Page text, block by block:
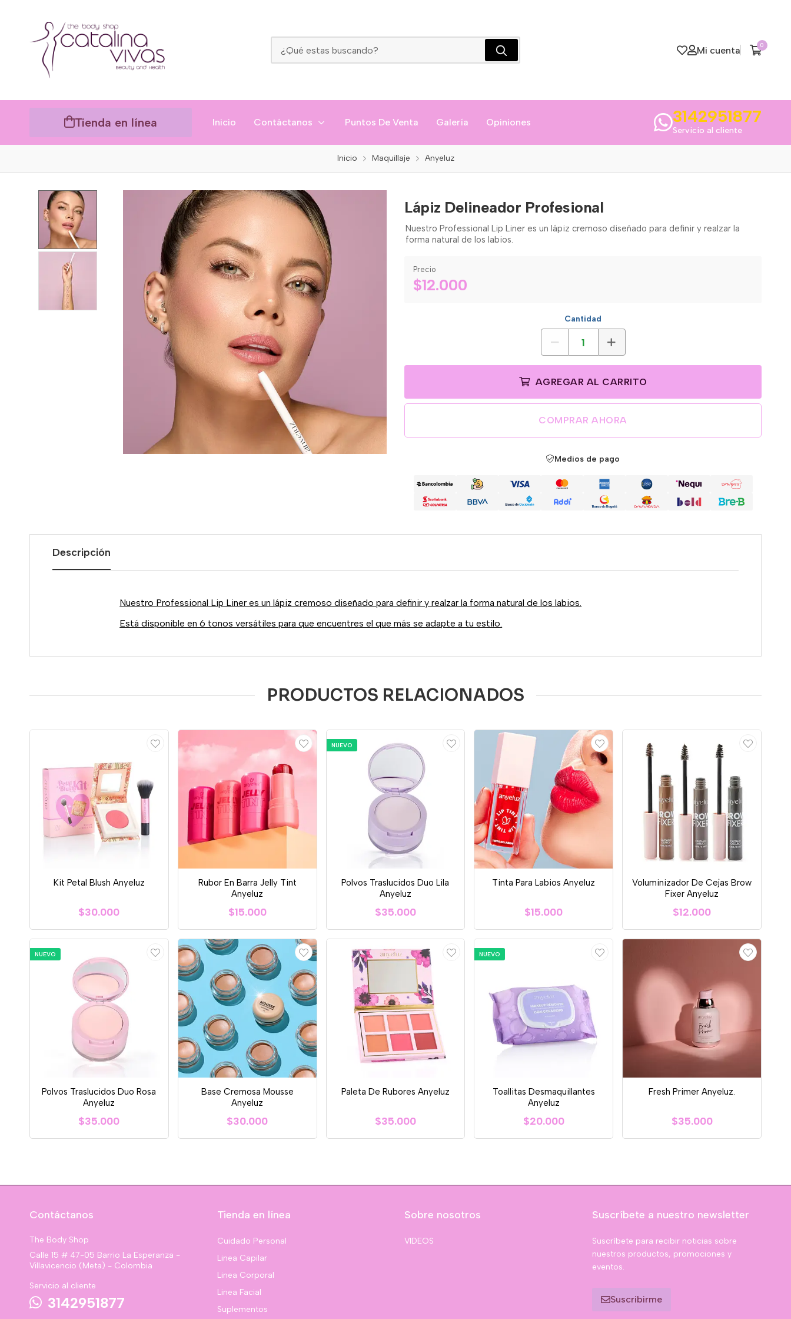
Mi cuenta 0
Tienda en línea Inicio Contáctanos Puntos De Venta Galería Opiniones 3142951877
Servicio al cliente
Inicio Maquillaje Anyeluz
Lápiz Delineador Profesional
Nuestro Professional Lip Liner es un lápiz cremoso diseñado para definir y realzar la
forma natural de los labios.
Precio
$12.000
Cantidad
AGREGAR AL CARRITO
COMPRAR AHORA
Medios de pago
Descripción
Nuestro Professional Lip Liner es un lápiz cremoso diseñado para definir y realzar la forma natural de los labios.
Está disponible en 6 tonos versátiles para que encuentres el que más se adapte a tu estilo.
PRODUCTOS RELACIONADOS
Kit Petal Blush Anyeluz
$30.000
Rubor En Barra Jelly Tint
Anyeluz
$15.000
NUEVO
Polvos Traslucidos Duo Lila
Anyeluz
$35.000
Tinta Para Labios Anyeluz
$15.000
Voluminizador De Cejas Brow
Fixer Anyeluz
$12.000
NUEVO
Polvos Traslucidos Duo Rosa
Anyeluz
$35.000
Base Cremosa Mousse
Anyeluz
$30.000
Paleta De Rubores Anyeluz
$35.000
NUEVO
Toallitas Desmaquillantes
Anyeluz
$20.000
Fresh Primer Anyeluz.
$35.000
Contáctanos
The Body Shop
Calle 15 # 47-05 Barrio La Esperanza -
Villavicencio (Meta) - Colombia
Servicio al cliente
3142951877
Tienda en línea
Cuidado Personal
Linea Capilar
Linea Corporal
Linea Facial
Suplementos
Sobre nosotros
VIDEOS
Suscríbete a nuestro newsletter
Suscríbete para recibir noticias sobre
nuestros productos, promociones y
eventos.
Suscribirme